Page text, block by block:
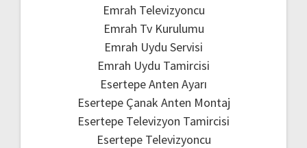
Emrah Televizyoncu
Emrah Tv Kurulumu
Emrah Uydu Servisi
Emrah Uydu Tamircisi
Esertepe Anten Ayarı
Esertepe Çanak Anten Montaj
Esertepe Televizyon Tamircisi
Esertepe Televizyoncu